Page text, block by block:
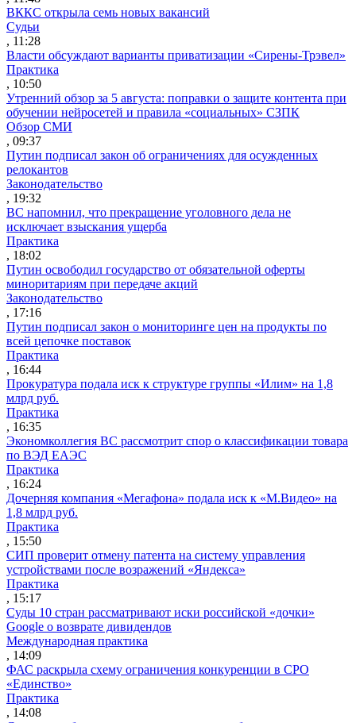
ВККС открыла семь новых вакансий
Судьи
, 11:28
Власти обсуждают варианты приватизации «Сирены-Трэвел»
Практика
, 10:50
Утренний обзор за 5 августа: поправки о защите контента при
обучении нейросетей и правила «социальных» СЗПК
Обзор СМИ
, 09:37
Путин подписал закон об ограничениях для осужденных
релокантов
Законодательство
, 19:32
ВС напомнил, что прекращение уголовного дела не
исключает взыскания ущерба
Практика
, 18:02
Путин освободил государство от обязательной оферты
миноритариям при передаче акций
Законодательство
, 17:16
Путин подписал закон о мониторинге цен на продукты по
всей цепочке поставок
Практика
, 16:44
Прокуратура подала иск к структуре группы «Илим» на 1,8
млрд руб.
Практика
, 16:35
Экономколлегия ВС рассмотрит спор о классификации товара
по ВЭД ЕАЭС
Практика
, 16:24
Дочерняя компания «Мегафона» подала иск к «М.Видео» на
1,8 млрд руб.
Практика
, 15:50
СИП проверит отмену патента на систему управления
устройствами после возражений «Яндекса»
Практика
, 15:17
Суды 10 стран рассматривают иски российской «дочки»
Google о возврате дивидендов
Международная практика
, 14:09
ФАС раскрыла схему ограничения конкуренции в СРО
«Единство»
Практика
, 14:08